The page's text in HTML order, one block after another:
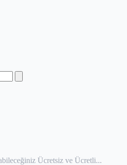
Ücretsiz ve Ücretli...